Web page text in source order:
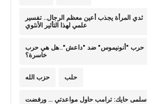
ثدي المرأة يجذب أعين معظم الرجال.. تفسير
علمي لهذا التأثير الأنثوي
حرب "أنونيموس" ضد "داعش"..هل هي حرب
خاسرة؟
حزب الله حلب
سلمى حايك: ترامب حاول مواعدتي … ورفضت